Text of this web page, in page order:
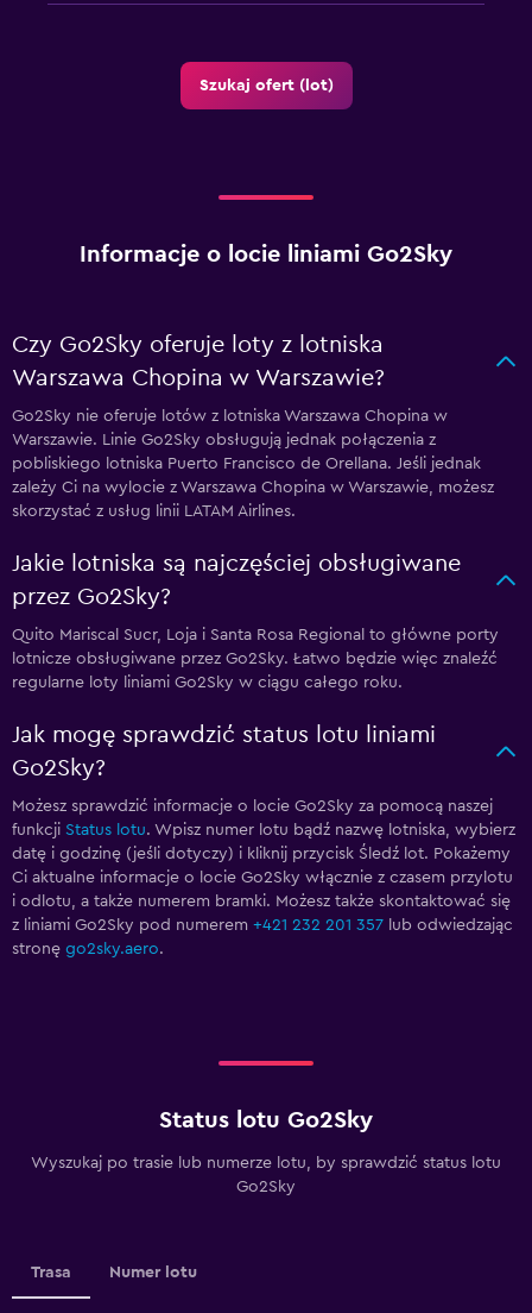
Szukaj ofert (lot)
Informacje o locie liniami Go2Sky
Czy Go2Sky oferuje loty z lotniska
Warszawa Chopina w Warszawie?
Go2Sky nie oferuje lotów z lotniska Warszawa Chopina w
Warszawie. Linie Go2Sky obsługują jednak połączenia z
pobliskiego lotniska Puerto Francisco de Orellana. Jeśli jednak
zależy Ci na wylocie z Warszawa Chopina w Warszawie, możesz
skorzystać z usług linii LATAM Airlines.
Jakie lotniska są najczęściej obsługiwane
przez Go2Sky?
Quito Mariscal Sucr, Loja i Santa Rosa Regional to główne porty
lotnicze obsługiwane przez Go2Sky. Łatwo będzie więc znaleźć
regularne loty liniami Go2Sky w ciągu całego roku.
Jak mogę sprawdzić status lotu liniami
Go2Sky?
Możesz sprawdzić informacje o locie Go2Sky za pomocą naszej
funkcji Status lotu. Wpisz numer lotu bądź nazwę lotniska, wybierz
datę i godzinę (jeśli dotyczy) i kliknij przycisk Śledź lot. Pokażemy
Ci aktualne informacje o locie Go2Sky włącznie z czasem przylotu
i odlotu, a także numerem bramki. Możesz także skontaktować się
z liniami Go2Sky pod numerem +421 232 201 357 lub odwiedzając
stronę go2sky.aero.
Status lotu Go2Sky
Wyszukaj po trasie lub numerze lotu, by sprawdzić status lotu
Go2Sky
Trasa Numer lotu